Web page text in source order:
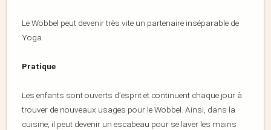
Le Wobbel peut devenir très vite un partenaire inséparable de
Yoga.
Pratique
Les enfants sont ouverts d’esprit et continuent chaque jour à
trouver de nouveaux usages pour le Wobbel. Ainsi, dans la
cuisine, il peut devenir un escabeau pour se laver les mains